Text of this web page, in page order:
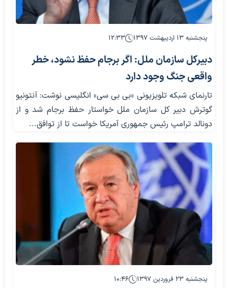
پنجشنبه ۱۳ اردیبهشت ۱۳۹۷ ۱۲:۳۳
دبیرکل سازمان ملل: اگر برجام حفظ نشود، خطر
واقعی جنگ وجود دارد
تارنمای شبکه تلویزیونی «بی بی سی» انگلیسی نوشت: آنتونیو
گوترش دبیر کل سازمان ملل خواستار حفظ برجام شد و از
دونالد ترامپ رئیس جمهوری آمریکا خواست تا از توافق...
پنجشنبه ۲۳ فروردین ۱۳۹۷ ۱۰:۴۶